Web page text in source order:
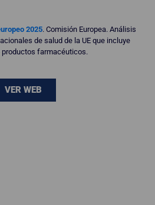
2025. Comisión Europea. Análisis
de salud de la UE que incluye
farmacéuticos.
VER WEB